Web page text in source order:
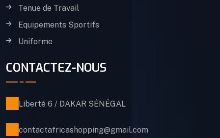
Tenue de Travail
Equipements Sportifs
Uniforme
CONTACTEZ-NOUS
Liberté 6 / DAKAR SÉNÉGAL
contactafricashopping@gmail.com